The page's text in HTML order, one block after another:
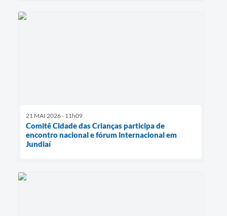
21 MAI 2026 - 11h09
Comitê Cidade das Crianças participa de
encontro nacional e fórum internacional em
Jundiaí